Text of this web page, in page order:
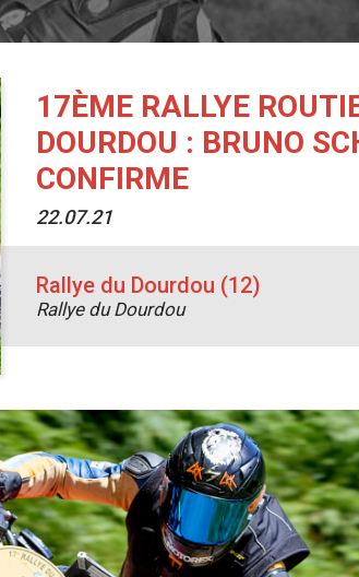
17ÈME RALLYE
DOURDOU : BRUNO
CONFIRME
22.07.21
Rallye du Dourdou (12)
Rallye du Dourdou